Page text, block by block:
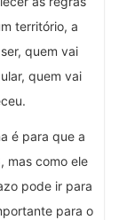
território, a
quem vai
quem vai
é para que a
mas como ele
pode ir para
para o